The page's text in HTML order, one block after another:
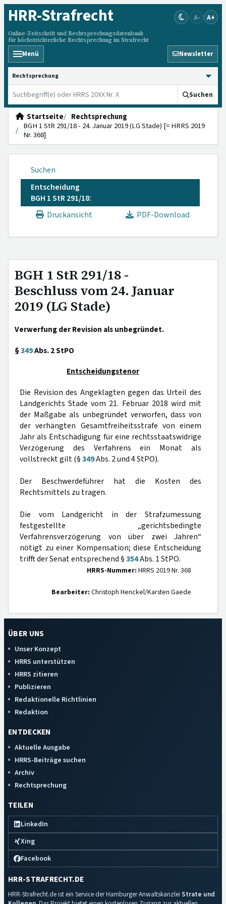
HRR-Strafrecht
Online-Zeitschrift und Rechtsprechungsdatenbank
für höchstrichterliche Rechtsprechung im Strafrecht
A- A+
Menü Newsletter
HRRS durchsuchen
Suchen
Startseite
Rechtsprechung
BGH 1 StR 291/18 - 24. Januar 2019 (LG Stade) [= HRRS 2019
Nr. 368]
Suchen
Entscheidung
BGH 1 StR 291/18:
Druckansicht
PDF-Download
BGH 1 StR 291/18 -
Beschluss vom 24. Januar
2019 (LG Stade)
Verwerfung der Revision als unbegründet.
§349Abs. 2 StPO
Entscheidungstenor
Die Revision des Angeklagten gegen das Urteil des
Landgerichts Stade vom 21. Februar 2018 wird mit
der Maßgabe als unbegründet verworfen, dass von
der verhängten Gesamtfreiheitsstrafe von einem
Jahr als Entschädigung für eine rechtsstaatswidrige
Verzögerung des Verfahrens ein Monat als
vollstreckt gilt (§349Abs. 2 und 4 StPO).
Der Beschwerdeführer hat die Kosten des
Rechtsmittels zu tragen.
Die vom Landgericht in der Strafzumessung
festgestellte „gerichtsbedingte
Verfahrensverzögerung von über zwei Jahren“
nötigt zu einer Kompensation; diese Entscheidung
trifft der Senat entsprechend §354Abs. 1 StPO.
HRRS-Nummer: HRRS 2019 Nr. 368
Bearbeiter: Christoph Henckel/Karsten Gaede
ÜBER UNS
Unser Konzept
HRRS unterstützen
HRRS zitieren
Publizieren
Redaktionelle Richtlinien
Redaktion
ENTDECKEN
Aktuelle Ausgabe
HRRS-Beiträge suchen
Archiv
Rechtsprechung
TEILEN
LinkedIn
Xing
Facebook
HRR-STRAFRECHT.DE
HRR-Strafrecht.de ist ein Service der Hamburger Anwaltskanzlei Strate und